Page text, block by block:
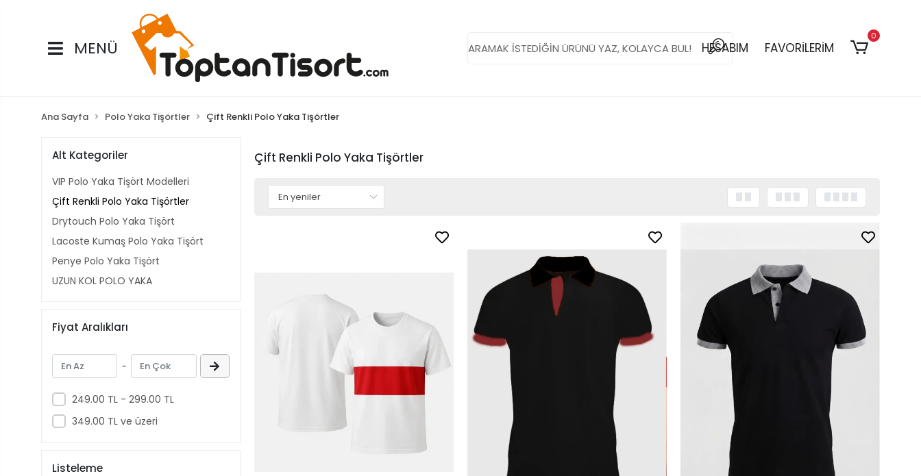
MENÜ HESABIM FAVORİLERİM
0
Ana Sayfa Polo Yaka Tişörtler Çift Renkli Polo Yaka Tişörtler
Alt Kategoriler
VIP Polo Yaka Tişört Modelleri
Çift Renkli Polo Yaka Tişörtler
Drytouch Polo Yaka Tişört
Lacoste Kumaş Polo Yaka Tişört
Penye Polo Yaka Tişört
UZUN KOL POLO YAKA
Fiyat Aralıkları
-
249.00 TL - 299.00 TL
349.00 TL ve üzeri
Listeleme
Çift Renkli Polo Yaka Tişörtler